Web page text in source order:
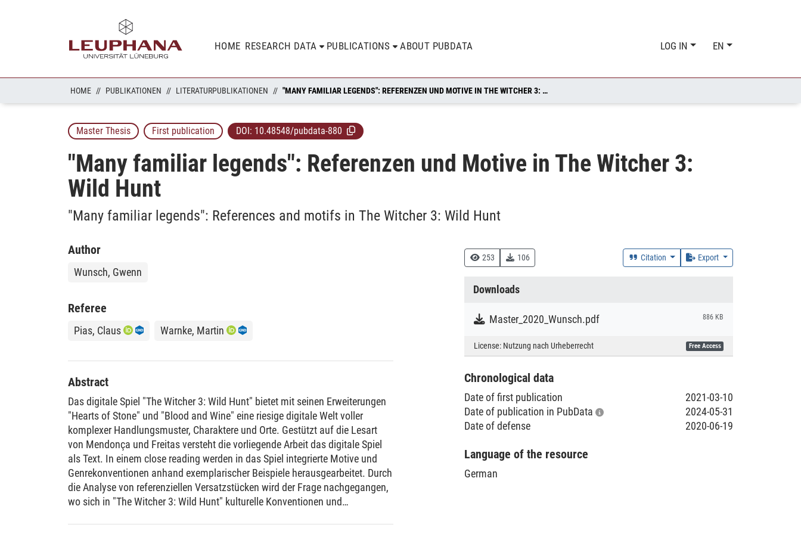
HOME RESEARCH DATA PUBLICATIONS ABOUT PUBDATA LOG IN EN
HOME PUBLIKATIONEN LITERATURPUBLIKATIONEN "MANY FAMILIAR LEGENDS": REFERENZEN UND MOTIVE IN THE WITCHER 3: WILD HUNT
Master Thesis First publication DOI: 10.48548/pubdata-880
"Many familiar legends": Referenzen und Motive in The Witcher 3:
Wild Hunt
"Many familiar legends": References and motifs in The Witcher 3: Wild Hunt
253 106 Citation Export
Downloads
Master_2020_Wunsch.pdf 886 KB
License: Nutzung nach Urheberrecht Free Access
Chronological data
Date of first publication
2021-03-10
Date of publication in PubData
2024-05-31
Date of defense
2020-06-19
Language of the resource
German
Author
Wunsch, Gwenn
Referee
Pias, Claus Warnke, Martin
Abstract
Das digitale Spiel "The Witcher 3: Wild Hunt" bietet mit seinen Erweiterungen
"Hearts of Stone" und "Blood and Wine" eine riesige digitale Welt voller
komplexer Handlungsmuster, Charaktere und Orte. Gestützt auf die Lesart
von Mendonça und Freitas versteht die vorliegende Arbeit das digitale Spiel
als Text. In einem close reading werden in das Spiel integrierte Motive und
Genrekonventionen anhand exemplarischer Beispiele herausgearbeitet. Durch
die Analyse von referenziellen Versatzstücken wird der Frage nachgegangen,
wo sich in "The Witcher 3: Wild Hunt" kulturelle Konventionen und